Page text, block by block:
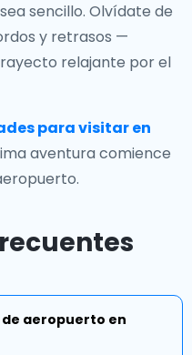
sencillo. Olvídate de
y retrasos —
relajante por el
para visitar en
aventura comience
aeropuerto en